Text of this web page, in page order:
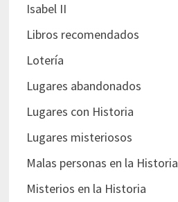
Isabel II
Libros recomendados
Lotería
Lugares abandonados
Lugares con Historia
Lugares misteriosos
Malas personas en la Historia
Misterios en la Historia